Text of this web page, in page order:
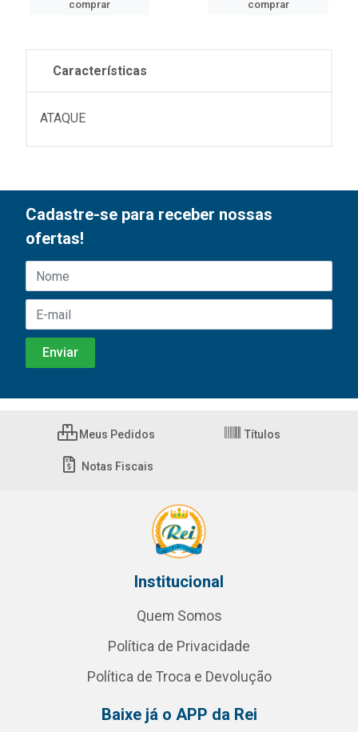
comprar
comprar
Características
ATAQUE
Cadastre-se para receber nossas
ofertas!
Meus Pedidos Títulos
Notas Fiscais
Institucional
Quem Somos
Política de Privacidade
Política de Troca e Devolução
Baixe já o APP da Rei